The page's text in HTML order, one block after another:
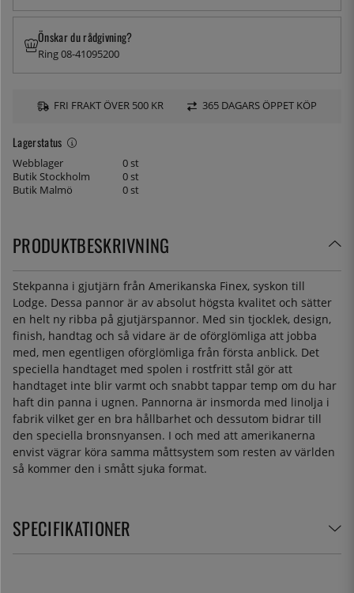
Lagerstatus
Webblager
0 st
Butik Stockholm
0 st
Butik Malmö
0 st
Önskar du rådgivning?
Ring 08-41095200
FRI FRAKT ÖVER 500 KR 365 DAGARS ÖPPET KÖP
PRODUKTBESKRIVNING
Stekpanna i gjutjärn från Amerikanska Finex, syskon till
Lodge. Dessa pannor är av absolut högsta kvalitet och sätter
en helt ny ribba på gjutjärspannor. Med sin tjocklek, design,
finish, handtag och så vidare är de oförglömliga att jobba
med, men egentligen oförglömliga från första anblick. Det
speciella handtaget med spolen i rostfritt stål gör att
handtaget inte blir varmt och snabbt tappar temp om du har
haft din panna i ugnen. Pannorna är insmorda med linolja i
fabrik vilket ger en bra hållbarhet och dessutom bidrar till
den speciella bronsnyansen. I och med att amerikanerna
envist vägrar köra samma måttsystem som resten av världen
så kommer den i smått sjuka format.
SPECIFIKATIONER